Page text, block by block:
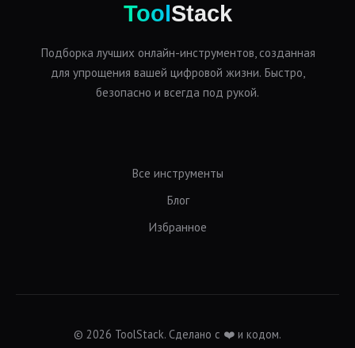
ToolStack
Подборка лучших онлайн-инструментов, созданная
для упрощения вашей цифровой жизни. Быстро,
безопасно и всегда под рукой.
Все инструменты
Блог
Избранное
© 2026 ToolStack. Сделано с ❤️ и кодом.